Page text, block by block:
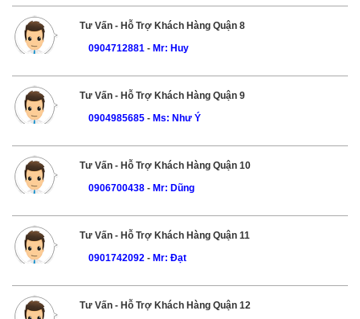
Tư Vấn - Hỗ Trợ Khách Hàng Quận 8
0904712881- Mr: Huy
Tư Vấn - Hỗ Trợ Khách Hàng Quận 9
0904985685- Ms: Như Ý
Tư Vấn - Hỗ Trợ Khách Hàng Quận 10
0906700438- Mr: Dũng
Tư Vấn - Hỗ Trợ Khách Hàng Quận 11
0901742092- Mr: Đạt
Tư Vấn - Hỗ Trợ Khách Hàng Quận 12